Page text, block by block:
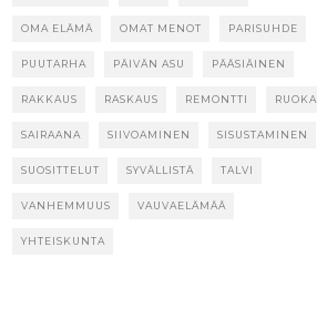
OMA ELÄMÄ OMAT MENOT PARISUHDE
PUUTARHA PÄIVÄN ASU PÄÄSIÄINEN
RAKKAUS RASKAUS REMONTTI RUOKA
SAIRAANA SIIVOAMINEN SISUSTAMINEN
SUOSITTELUT SYVÄLLISTÄ TALVI
VANHEMMUUS VAUVAELÄMÄÄ
YHTEISKUNTA